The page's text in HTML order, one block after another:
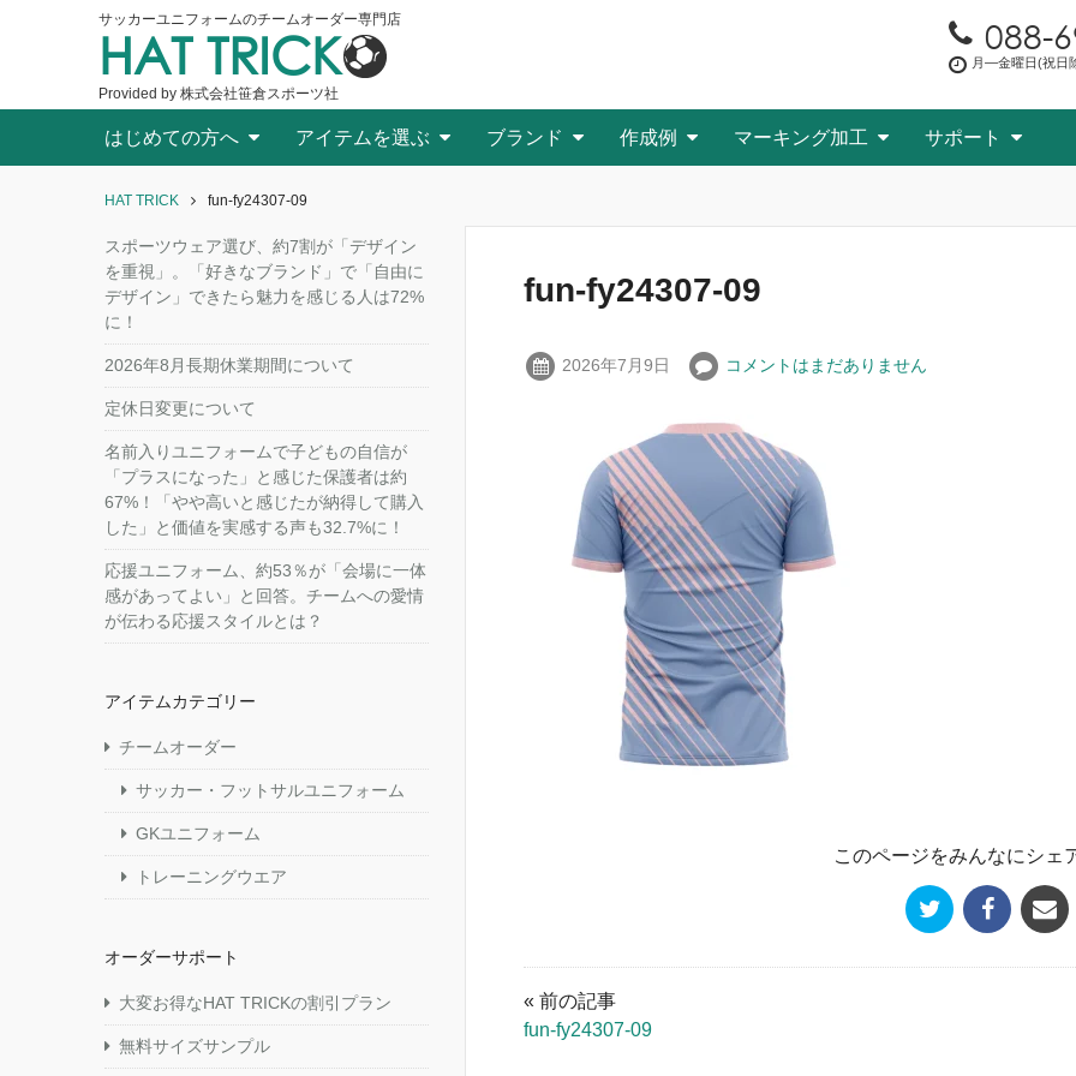
サッカーユニフォームのチームオーダー専門店
HAT TRICK
Provided by 株式会社笹倉スポーツ社
088-
月―金曜日(祝日
はじめての方へ アイテムを選ぶ ブランド 作成例 マーキング加工 サポート
HAT TRICK fun-fy24307-09
fun-fy24307-09
2026年7月9日 コメントはまだありません
このページをみんなにシェ
« 前の記事
fun-fy24307-09
スポーツウェア選び、約7割が「デザイン
を重視」。「好きなブランド」で「自由に
デザイン」できたら魅力を感じる人は72%
に！
2026年8月長期休業期間について
定休日変更について
名前入りユニフォームで子どもの自信が
「プラスになった」と感じた保護者は約
67%！「やや高いと感じたが納得して購入
した」と価値を実感する声も32.7%に！
応援ユニフォーム、約53％が「会場に一体
感があってよい」と回答。チームへの愛情
が伝わる応援スタイルとは？
アイテムカテゴリー
チームオーダー
サッカー・フットサルユニフォーム
GKユニフォーム
トレーニングウエア
オーダーサポート
大変お得なHAT TRICKの割引プラン
無料サイズサンプル